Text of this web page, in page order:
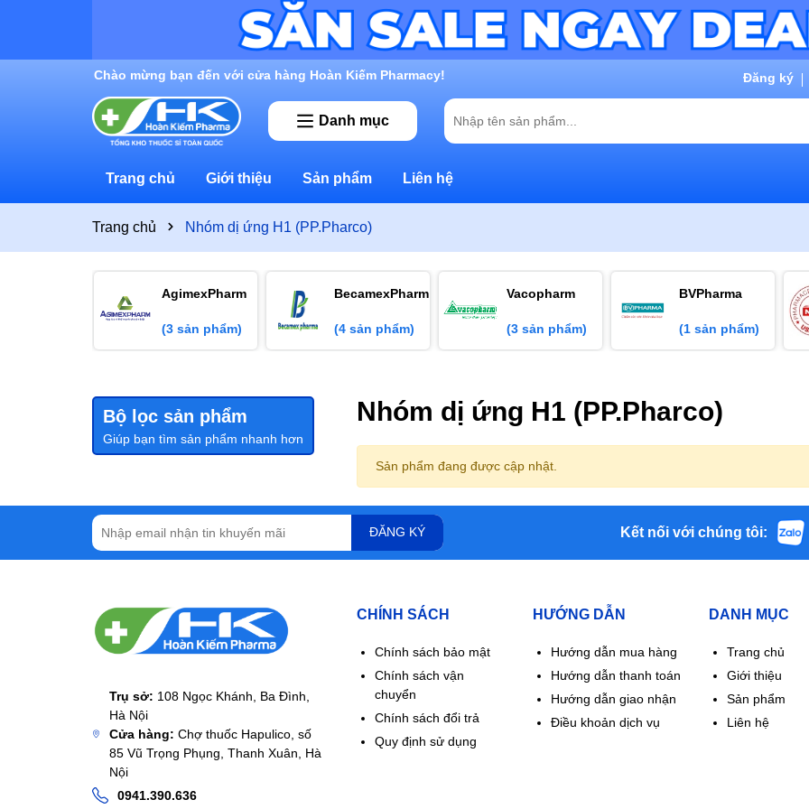
Chào mừng bạn đến với cửa hàng Hoàn Kiếm Pharmacy! Đăng ký
Danh mục
Trang chủ Giới thiệu Sản phẩm Liên hệ
Trang chủ Nhóm dị ứng H1 (PP.Pharco)
AgimexPharm
(3 sản phẩm)
BecamexPharm
(4 sản phẩm)
Vacopharm
(3 sản phẩm)
BVPharma
(1 sản phẩm)
Bộ lọc sản phẩm
Giúp bạn tìm sản phẩm nhanh hơn
Nhóm dị ứng H1 (PP.Pharco)
Sản phẩm đang được cập nhật.
ĐĂNG KÝ Kết nối với chúng tôi:
Trụ sở: 108 Ngọc Khánh, Ba Đình,
Hà Nội
Cửa hàng: Chợ thuốc Hapulico, số
85 Vũ Trọng Phụng, Thanh Xuân, Hà
Nội
0941.390.636
CHÍNH SÁCH
Chính sách bảo mật
Chính sách vận
chuyển
Chính sách đổi trả
Quy định sử dụng
HƯỚNG DẪN
Hướng dẫn mua hàng
Hướng dẫn thanh toán
Hướng dẫn giao nhận
Điều khoản dịch vụ
DANH MỤC
Trang chủ
Giới thiệu
Sản phẩm
Liên hệ